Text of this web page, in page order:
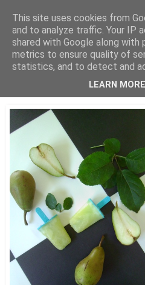
Bagerskan
tisdag 21 augusti 2012
Upp-piggande isglass
This site uses cookies from
and to analyze traffic. Your IP
shared with Google along with
metrics to ensure quality of
statistics, and to detect and
LEARN MORE